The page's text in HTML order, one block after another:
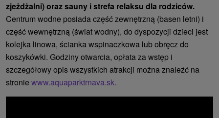
zjeżdżalni) oraz sauny i strefa relaksu dla rodziców.
Centrum wodne posiada część zewnętrzną (basen letni) i
część wewnętrzną (świat wodny), do dyspozycji dzieci jest
kolejka linowa, ścianka wspinaczkowa lub obręcz do
koszykówki. Godziny otwarcia, opłata za wstęp i
szczegółowy opis wszystkich atrakcji można znaleźć na
stronie www.aquaparktrnava.sk.